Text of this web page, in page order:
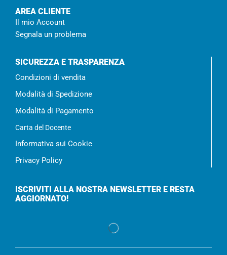
AREA CLIENTE
Il mio Account
Segnala un problema
SICUREZZA E TRASPARENZA
Condizioni di vendita
Modalità di Spedizione
Modalità di Pagamento
Carta del Docente
Informativa sui Cookie
Privacy Policy
ISCRIVITI ALLA NOSTRA NEWSLETTER E RESTA
AGGIORNATO!